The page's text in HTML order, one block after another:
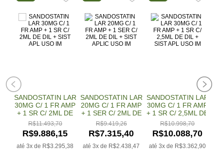
SANDOSTATIN LAR
30MG C/ 1 FR AMP
+ 1 SR C/ 2ML DE
DIL + SIST APL
USO IM
R$11.493,70
R$9.886,15
até 3x de R$3.295,38
SANDOSTATIN LAR
20MG C/ 1 FR AMP
+ 1 SER C/ 2ML DE
DIL + SIST APLIC
USO IM
R$9.419,26
R$7.315,40
até 3x de R$2.438,47
SANDOSTATIN LAR
30MG C/ 1 FR AMP
+ 1 SR C/ 2,5ML DE
DIL + SIST APL
USO IM
R$10.998,70
R$10.088,70
até 3x de R$3.362,90